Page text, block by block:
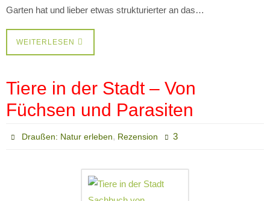
Garten hat und lieber etwas strukturierter an das…
WEITERLESEN
Tiere in der Stadt – Von
Füchsen und Parasiten
Draußen: Natur erleben, Rezension 3